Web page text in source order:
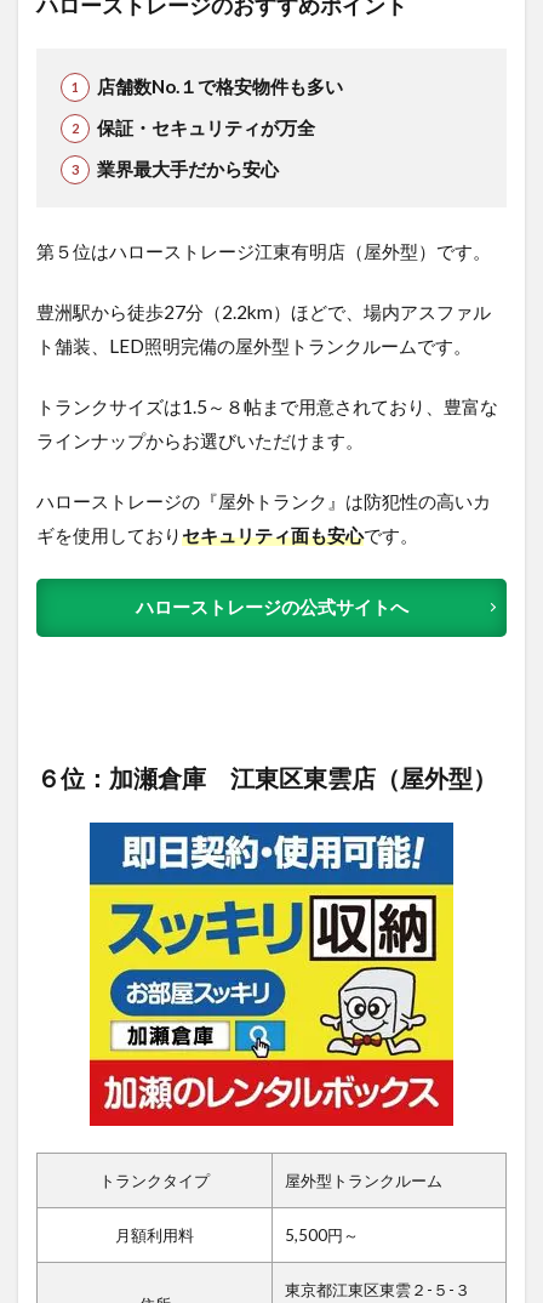
店舗数No.１で格安物件も多い
保証・セキュリティが万全
業界最大手だから安心
第５位はハローストレージ江東有明店（屋外型）です。
豊洲駅から徒歩27分（2.2km）ほどで、場内アスファル
ト舗装、LED照明完備の屋外型トランクルームです。
トランクサイズは1.5～８帖まで用意されており、豊富な
ラインナップからお選びいただけます。
ハローストレージの 『屋外トランク』は防犯性の高いカ
ギを使用しておりセキュリティ面も安心です。
ハローストレージの公式サイトへ
６位：加瀬倉庫 江東区東雲店（屋外型）
トランクタイプ 屋外型トランクルーム
月額利用料 5,500円～
東京都江東区東雲２-５-３